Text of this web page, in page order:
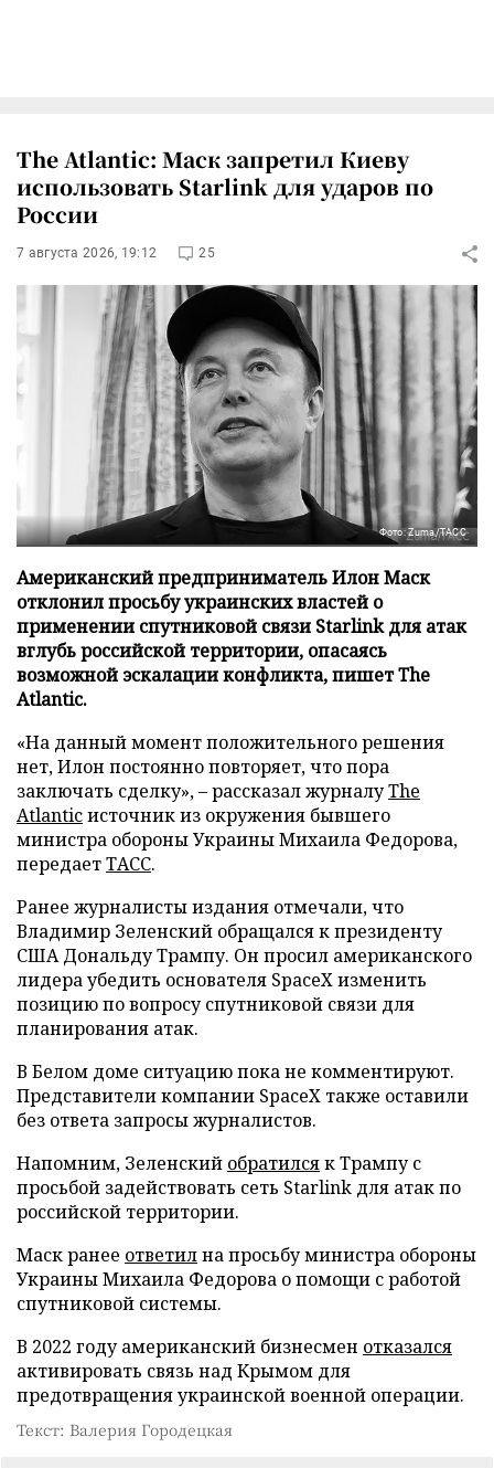
The Atlantic: Маск запретил Киеву
использовать Starlink для ударов по
России
7 августа 2026, 19:12 25
Фото: Zuma/ТАСС
Американский предприниматель Илон Маск
отклонил просьбу украинских властей о
применении спутниковой связи Starlink для атак
вглубь российской территории, опасаясь
возможной эскалации конфликта, пишет The
Atlantic.
«На данный момент положительного решения
нет, Илон постоянно повторяет, что пора
заключать сделку», – рассказал журналуThe
Atlanticисточник из окружения бывшего
министра обороны Украины Михаила Федорова,
передаетТАСС.
Ранее журналисты издания отмечали, что
Владимир Зеленский обращался к президенту
США Дональду Трампу. Он просил американского
лидера убедить основателя SpaceX изменить
позицию по вопросу спутниковой связи для
планирования атак.
В Белом доме ситуацию пока не комментируют.
Представители компании SpaceX также оставили
без ответа запросы журналистов.
Напомним, Зеленский обратилсяк Трампу с
просьбой задействовать сеть Starlink для атак по
российской территории.
Маск ранее ответилна просьбу министра обороны
Украины Михаила Федорова о помощи с работой
спутниковой системы.
В 2022 году американский бизнесмен отказался
активировать связь над Крымом для
предотвращения украинской военной операции.
Текст: Валерия Городецкая